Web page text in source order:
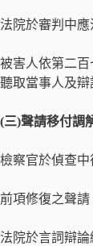
法院於審判中
被害人依第二
聽取當事人及
(三)聲請移付調
檢察官於偵查
前項修復之聲
法院於言詞辯